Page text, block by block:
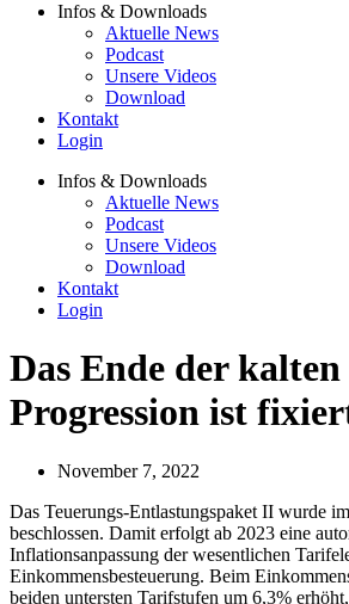
Infos & Downloads
Aktuelle News
Podcast
Unsere Videos
Download
Kontakt
Login
Infos & Downloads
Aktuelle News
Podcast
Unsere Videos
Download
Kontakt
Login
Das Ende der kalten
Progression ist
November 7, 2022
Das Teuerungs-Entlastungspaket II wurde
beschlossen. Damit erfolgt ab 2023 eine
Inflationsanpassung der wesentlichen
Einkommensbesteuerung. Beim
beiden untersten Tarifstufen um 6,3%